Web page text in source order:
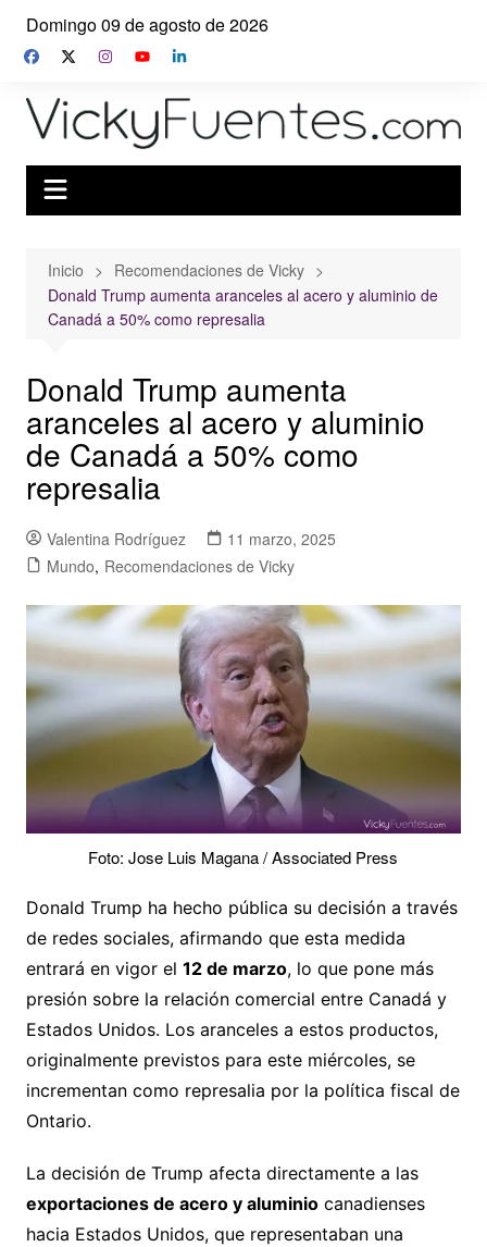
Saltar
contenido
Domingo 09 de agosto de 2026
Inicio
Recomendaciones de Vicky
Donald Trump aumenta aranceles al acero y aluminio de
Canadá a 50% como represalia
Donald Trump aumenta
aranceles al acero y aluminio
de Canadá a 50% como
represalia
Valentina Rodríguez
11 marzo, 2025
Mundo, Recomendaciones de Vicky
Foto: Jose Luis Magana / Associated Press
Donald Trump ha hecho pública su decisión a través
de redes sociales, afirmando que esta medida
entrará en vigor el 12 de marzo, lo que pone más
presión sobre la relación comercial entre Canadá y
Estados Unidos. Los aranceles a estos productos,
originalmente previstos para este miércoles, se
incrementan como represalia por la política fiscal de
Ontario.
La decisión de Trump afecta directamente a las
exportaciones de acero y aluminiocanadienses
hacia Estados Unidos, que representaban una